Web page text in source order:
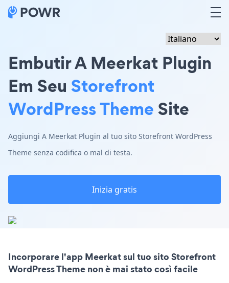
Embutir A Meerkat Plugin
Em Seu Storefront
WordPress ThemeSite
Aggiungi A Meerkat Plugin al tuo sito Storefront WordPress
Theme senza codifica o mal di testa.
Inizia gratis
Incorporare l'app Meerkat sul tuo sito Storefront
WordPress Theme non è mai stato così facile